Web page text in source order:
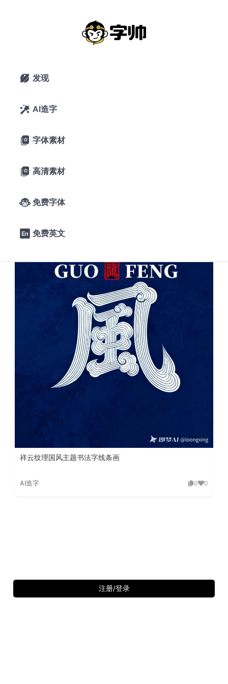
 发现
 AI造字
 字体素材
 高清素材
 免费字体
 免费英文
注册/登录
祥云纹理国风主题书法字线条画
AI造字 0 0